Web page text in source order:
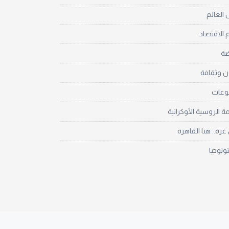
العالم
الاقتصاد
وثقافة
الروسية الأوكرانية
هنا القاهرة